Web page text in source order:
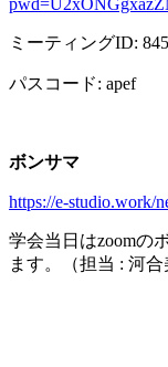
ミーティングID:
パスコード: apef
ボンサマ
https://e-studio.work/
学会当日はzoomの
ます。（担当 : 河合